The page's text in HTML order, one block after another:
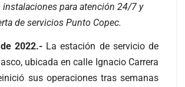
instalaciones para atención 24/7 y
de servicios Punto Copec.
2022.-La estación de servicio de
ubicada en calle Ignacio Carrera
sus operaciones tras semanas